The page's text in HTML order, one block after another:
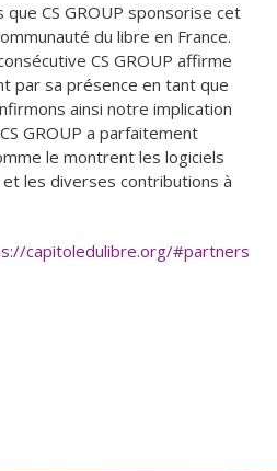
que CS GROUP sponsorise cet
du libre en France.
CS GROUP affirme
par sa présence en tant que
ainsi notre implication
GROUP a parfaitement
le montrent les logiciels
les diverses contributions à
capitoledulibre.org/#partners